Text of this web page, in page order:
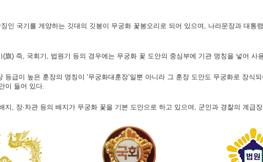
인 국기를 게양하는 깃대의 깃봉이 무궁화 꽃봉오리로 되어 있으며, 나라문장과 대통
(旗) 즉, 국회기, 법원기 등의 경우에는 무궁화 꽃 도안의 중심부에 기관 명칭을 넣어 사
등급이 높은 훈장의 명칭이 ‘무궁화대훈장’일뿐 아니라 그 훈장 도안도 무궁화로 장식
이 들어 있다.
지, 장·차관 등의 배지가 무궁화 꽃을 기본 도안으로 하고 있으며, 군인과 경찰의 계급